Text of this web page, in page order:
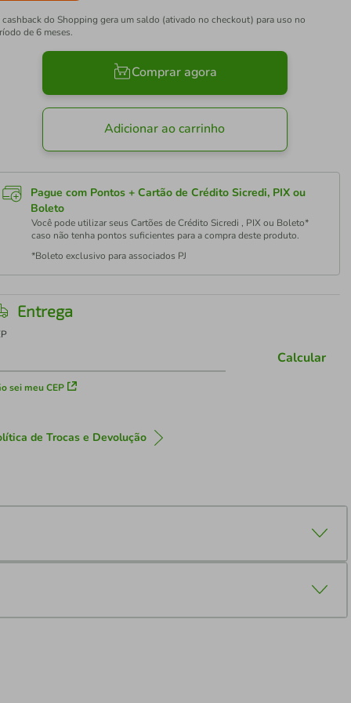
cashback do Shopping gera um saldo (ativado no checkout) para uso no
de 6 meses.
Comprar agora
Adicionar ao carrinho
Pague com Pontos + Cartão de Crédito Sicredi, PIX ou
Boleto
Você pode utilizar seus Cartões de Crédito Sicredi , PIX ou Boleto*
caso não tenha pontos suficientes para a compra deste produto.
*Boleto exclusivo para associados PJ
Entrega
sei meu CEP
Calcular
de Trocas e Devolução